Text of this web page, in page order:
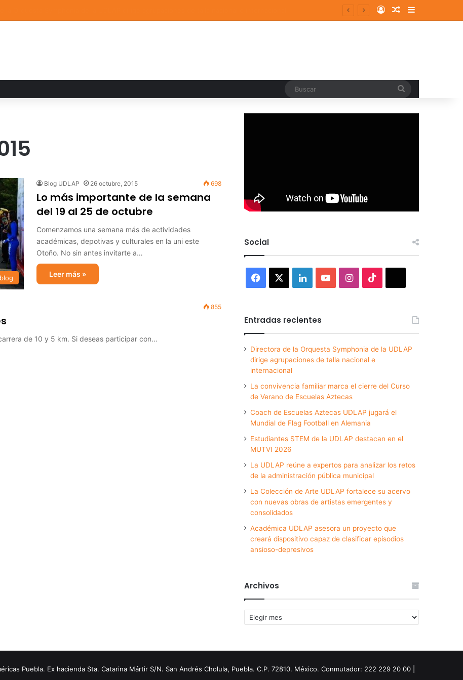
Log InRandom Article
Sidebar
Blog UDLAP 26 octubre, 2015 698
Lo más importante de la semana
del 19 al 25 de octubre
Comenzamos una semana más de actividades
académicas, depotivas y culturales en la uni este
Otoño. No sin antes invitarte a…
Leer más »
855
de 10 y 5 km. Si deseas participar con…
Social
Facebook LinkedInYouTubeInstagram
Entradas recientes
Directora de la Orquesta Symphonia de la UDLAP
dirige agrupaciones de talla nacional e
internacional
La convivencia familiar marca el cierre del Curso
de Verano de Escuelas Aztecas
Coach de Escuelas Aztecas UDLAP jugará el
Mundial de Flag Football en Alemania
Estudiantes STEM de la UDLAP destacan en el
MUTVI 2026
La UDLAP reúne a expertos para analizar los retos
de la administración pública municipal
La Colección de Arte UDLAP fortalece su acervo
con nuevas obras de artistas emergentes y
consolidados
Académica UDLAP asesora un proyecto que
creará dispositivo capaz de clasificar episodios
ansioso-depresivos
Archivos
Archivos
Puebla. Ex hacienda Sta. Catarina Mártir S/N. San Andrés Cholula, Puebla. C.P. 72810. México. Conmutador: 222 229 20 00 |